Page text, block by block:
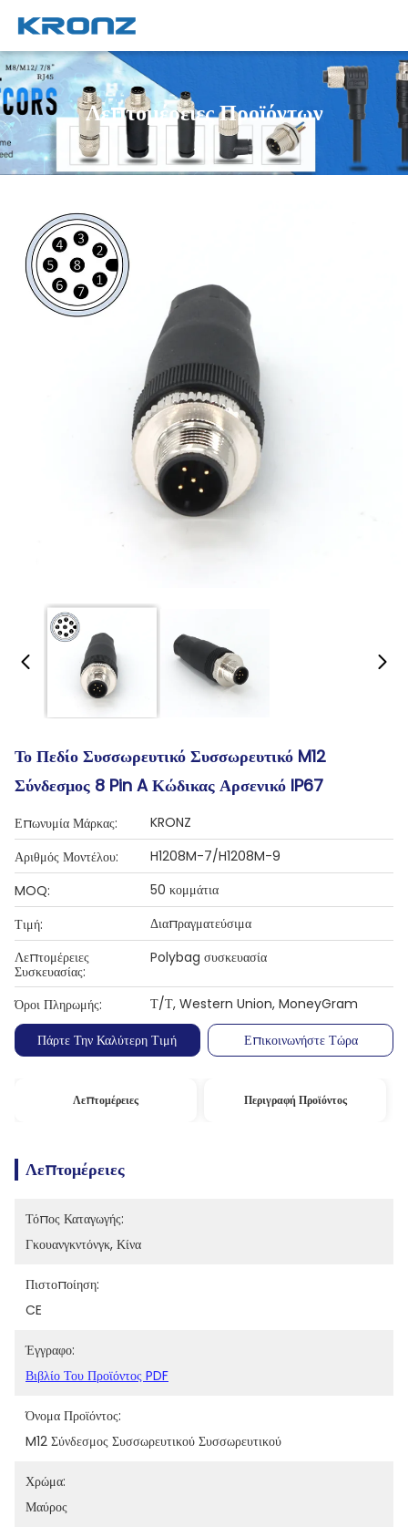
Λεπτομέρειες Προϊόντων
Το Πεδίο Συσσωρευτικό Συσσωρευτικό M12
Σύνδεσμος 8 Pin A Κώδικας Αρσενικό IP67
Επωνυμία Μάρκας:
KRONZ
Αριθμός Μοντέλου:
H1208M-7/H1208M-9
MOQ:
50 κομμάτια
Τιμή:
Διαπραγματεύσιμα
Λεπτομέρειες
Συσκευασίας:
Polybag συσκευασία
Όροι Πληρωμής:
Τ/Τ, Western Union, MoneyGram
Πάρτε Την Καλύτερη Τιμή
Επικοινωνήστε Τώρα
Λεπτομέρειες Περιγραφή Προϊόντος
Λεπτομέρειες
Τόπος Καταγωγής:
Γκουανγκντόνγκ, Κίνα
Πιστοποίηση:
CE
Έγγραφο:
Βιβλίο Του Προϊόντος PDF
Όνομα Προϊόντος:
M12 Σύνδεσμος Συσσωρευτικού Συσσωρευτικού
Χρώμα:
Μαύρος